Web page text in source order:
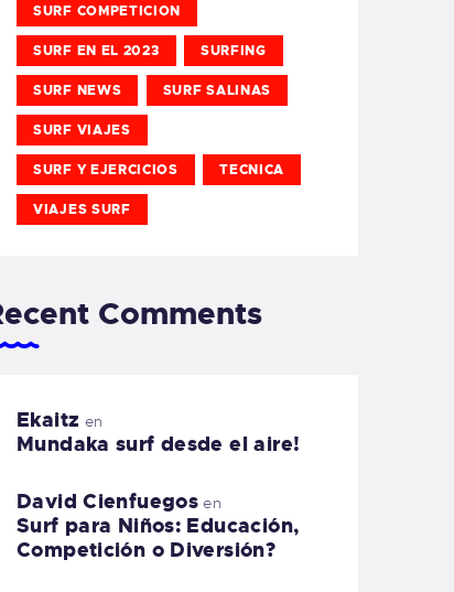
SURF COMPETICION
SURF EN EL 2023 SURFING
SURF NEWS SURF SALINAS
SURF VIAJES
SURF Y EJERCICIOS TECNICA
VIAJES SURF
Comments
Ekaitz en
Mundaka surf desde el aire!
David Cienfuegos en
Surf para Niños: Educación,
Competición o Diversión?